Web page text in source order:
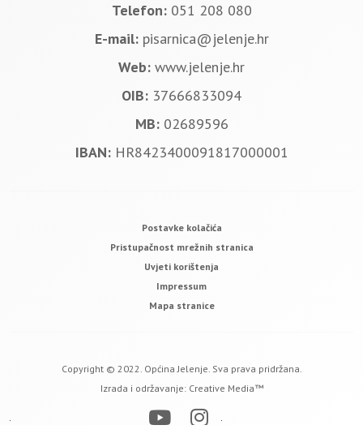
Telefon: 051 208 080
E-mail: pisarnica@jelenje.hr
Web: www.jelenje.hr
OIB: 37666833094
MB: 02689596
IBAN: HR8423400091817000001
Postavke kolačića
Pristupačnost mrežnih stranica
Uvjeti korištenja
Impressum
Mapa stranice
Copyright © 2022. Općina Jelenje. Sva prava pridržana.
Izrada i održavanje: Creative Media™